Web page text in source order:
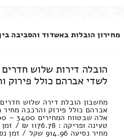
מחירון הובלות באשדוד והסביבה
הובלה דירות שלוש
לשדי אברהם כולל פירוק
מחשבון הובלת דירה שלוש
מחיר נסיעה 914.96 שקל / זמן נסיעה בין ערים [...]